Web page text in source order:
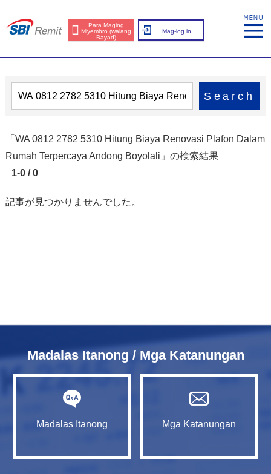
Para Maging
Miyembro (walang
Bayad)
Mag-log in
Search
「WA 0812 2782 5310 Hitung Biaya Renovasi Plafon Dalam
Rumah Terpercaya Andong Boyolali」の検索結果
1-0 / 0
記事が見つかりませんでした。
Madalas Itanong / Mga Katanungan
Madalas Itanong Mga Katanungan